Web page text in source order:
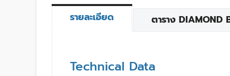
รายละเอียด ตาราง DIAMOND
Technical Data